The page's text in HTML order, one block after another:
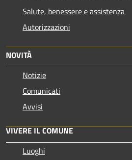
Salute, benessere e assistenza
Autorizzazioni
NOVITÀ
Notizie
Comunicati
Avvisi
VIVERE IL COMUNE
Luoghi